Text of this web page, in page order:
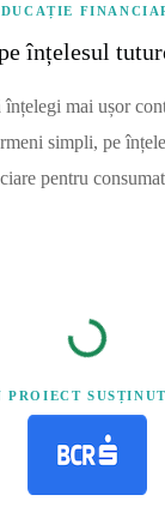
înțelesul
înțelegi mai ușor
simpli, pe
pentru
PROIECT